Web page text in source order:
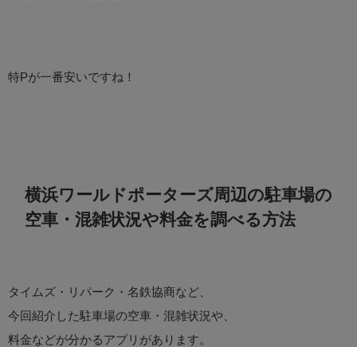
特Pが一番安いですね！
横浜ワールドポーターズ周辺の駐車場の
空車・混雑状況や料金を調べる方法
タイムズ・リパーク・名鉄協商など、
今回紹介した駐車場の空車・混雑状況や、
料金などが分かるアプリがあります。